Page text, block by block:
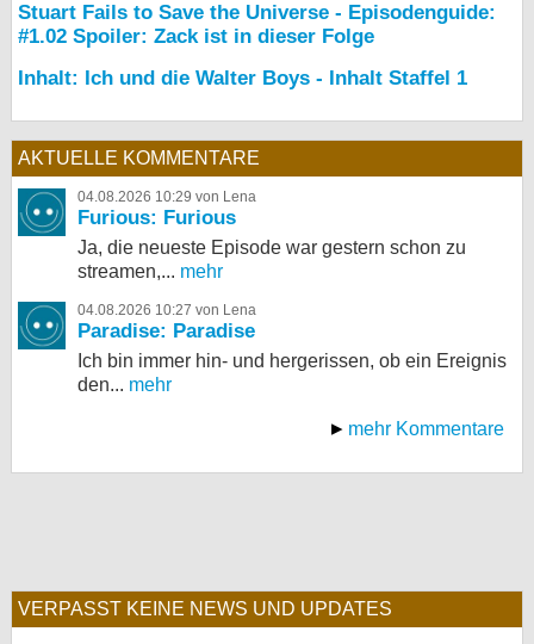
Stuart Fails to Save the Universe - Episodenguide:
#1.02 Spoiler: Zack ist in dieser Folge
Inhalt: Ich und die Walter Boys - Inhalt Staffel 1
AKTUELLE KOMMENTARE
04.08.2026 10:29 von Lena
Furious: Furious
Ja, die neueste Episode war gestern schon zu
streamen,... mehr
04.08.2026 10:27 von Lena
Paradise: Paradise
Ich bin immer hin- und hergerissen, ob ein Ereignis
den... mehr
mehr Kommentare
VERPASST KEINE NEWS UND UPDATES